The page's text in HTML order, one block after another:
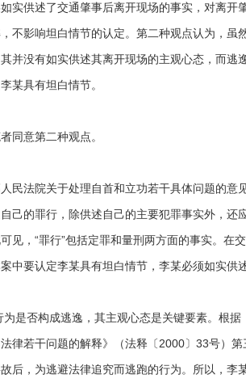
实供述了交通肇事后离开现场的事实，对离开
不影响坦白情节的认定。第二种观点认为，虽
并没有如实供述其离开现场的主观心态，而逃
某具有坦白情节。
意第二种观点。
法院关于处理自首和立功若干具体问题的意
己的罪行，除供述自己的主要犯罪事实外，还
见，“罪行”包括定罪和量刑两方面的事实。在
中要认定李某具有坦白情节，李某必须如实供
否构成逃逸，其主观心态是关键要素。根据
律若干问题的解释》（法释〔2000〕33号）
后，为逃避法律追究而逃跑的行为。所以，李